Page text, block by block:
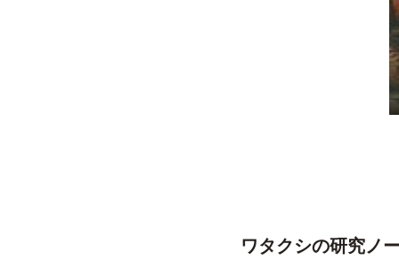
ワタクシの研究ノ